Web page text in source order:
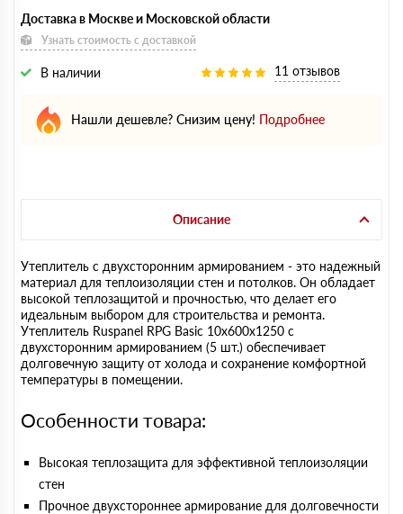
Доставка в Москве и Московской области
Узнать стоимость с доставкой
В наличии 11 отзывов
Нашли дешевле? Снизим цену! Подробнее
Описание
Утеплитель с двухсторонним армированием - это надежный
материал для теплоизоляции стен и потолков. Он обладает
высокой теплозащитой и прочностью, что делает его
идеальным выбором для строительства и ремонта.
Утеплитель Ruspanel RPG Basic 10х600х1250 с
двухсторонним армированием (5 шт.) обеспечивает
долговечную защиту от холода и сохранение комфортной
температуры в помещении.
Особенности товара:
Высокая теплозащита для эффективной теплоизоляции
стен
Прочное двухстороннее армирование для долговечности